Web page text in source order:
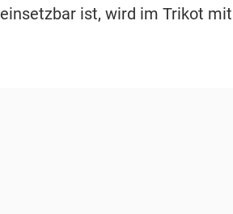
einsetzbar ist, wird im Trikot